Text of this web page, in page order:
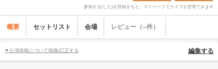
参加する(した)を登録すると、マイページでライブを管理できます
概要 セットリスト 会場 レビュー（--件）
▼公演情報について指摘/訂正する 編集する